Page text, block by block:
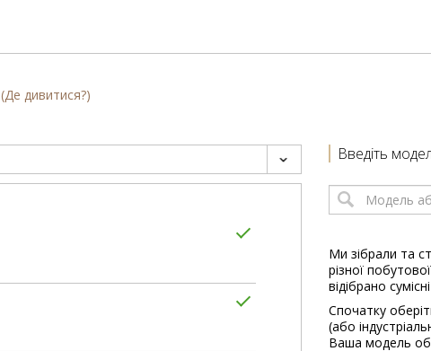
(Де дивитися?)
Введіть
Ми зібрали та
різної
відібрано
Спочатку
(або
Ваша модель